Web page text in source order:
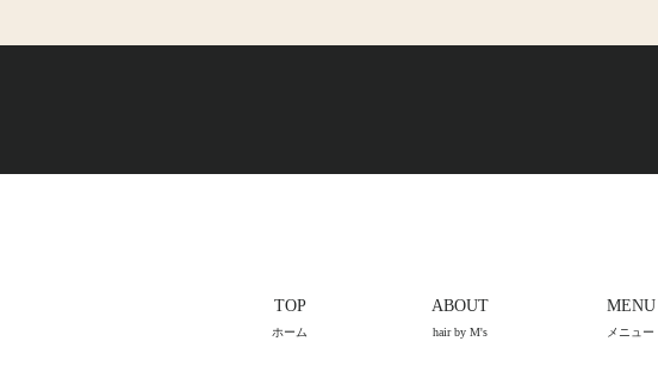
TOP
ホーム
ABOUT
hair by M's
MENU
メニュー